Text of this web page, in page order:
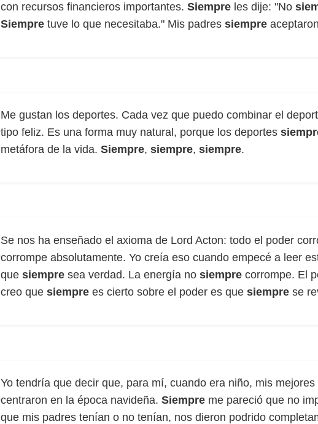
con recursos financieros importantes. Siempre les dije: "No
Siempre tuve lo que necesitaba." Mis padres siempre
Me gustan los deportes. Cada vez que puedo combinar el
tipo feliz. Es una forma muy natural, porque los deportes
metáfora de la vida. Siempre, siempre, siempre.
Se nos ha enseñado el axioma de Lord Acton: todo el poder
corrompe absolutamente. Yo creía eso cuando empecé a leer
que siempre sea verdad. La energía no siempre corrompe. El
creo que siempre es cierto sobre el poder es que siempre se
Yo tendría que decir que, para mí, cuando era niño, mis
centraron en la época navideña. Siempre me pareció que no
que mis padres tenían o no tenían, nos dieron podrido